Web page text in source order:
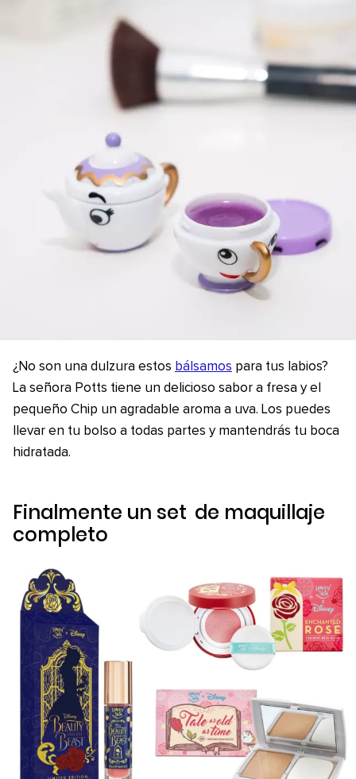
¿No son una dulzura estos bálsamos para tus labios?
La señora Potts tiene un delicioso sabor a fresa y el
pequeño Chip un agradable aroma a uva. Los puedes
llevar en tu bolso a todas partes y mantendrás tu boca
hidratada.
Finalmente un set de maquillaje
completo